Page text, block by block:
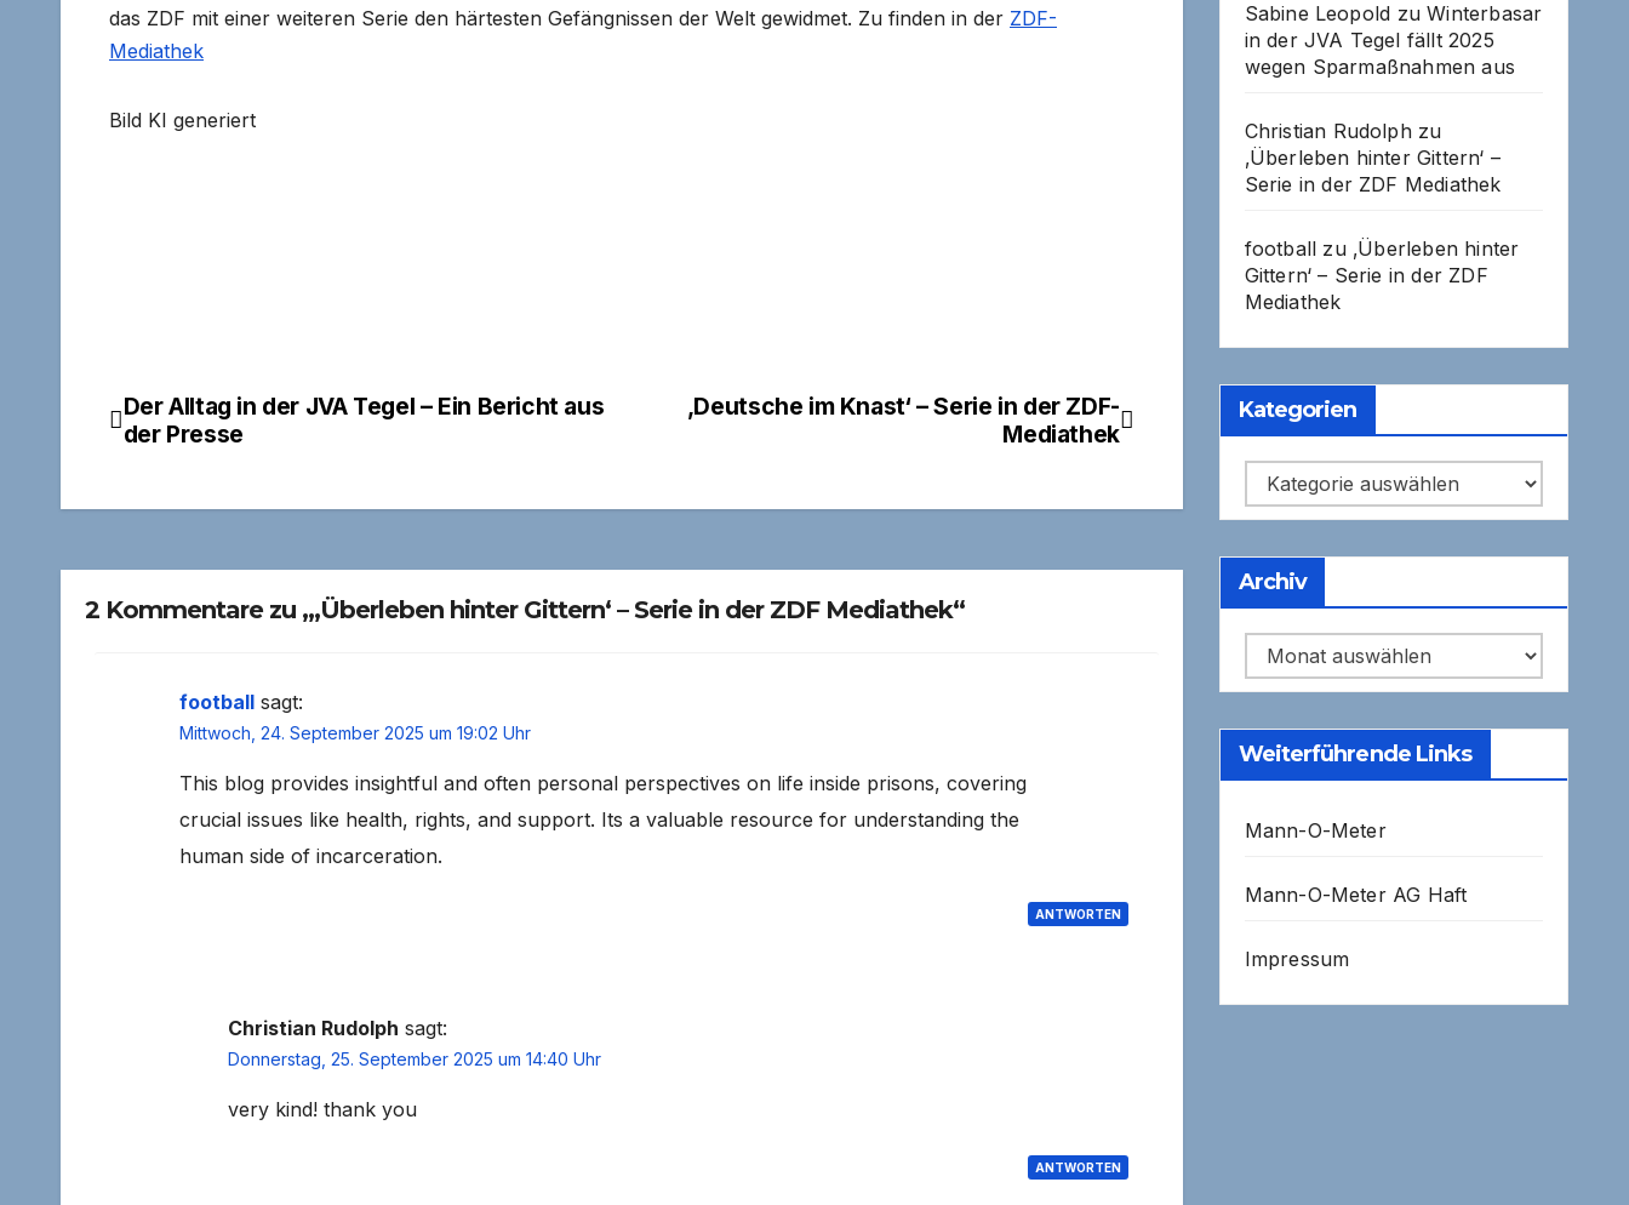
das ZDF mit einer weiteren Serie den härtesten Gefängnissen der Welt gewidmet. Zu finden in der ZDF-
Mediathek
Bild KI generiert
Beitragsnavigation
‚Deutsche im Knast‘ – Serie in der ZDF-
Mediathek
Der Alltag in der JVA Tegel – Ein Bericht aus
der Presse
2 Kommentare zu „‚Überleben hinter Gittern‘ – Serie in der ZDF Mediathek“
football sagt:
Mittwoch, 24. September 2025 um 19:02 Uhr
This blog provides insightful and often personal perspectives on life inside prisons, covering
crucial issues like health, rights, and support. Its a valuable resource for understanding the
human side of incarceration.
ANTWORTEN
Christian Rudolph sagt:
Donnerstag, 25. September 2025 um 14:40 Uhr
very kind! thank you
ANTWORTEN
Sabine Leopold zuWinterbasar
in der JVA Tegel fällt 2025
wegen Sparmaßnahmen aus
Christian Rudolphzu
‚Überleben hinter Gittern‘ –
Serie in der ZDF Mediathek
football zu ‚Überleben hinter
Gittern‘ – Serie in der ZDF
Mediathek
Kategorien
Kategorien
Archiv
Archiv
Weiterführende Links
Mann-O-Meter
Mann-O-Meter AG Haft
Impressum